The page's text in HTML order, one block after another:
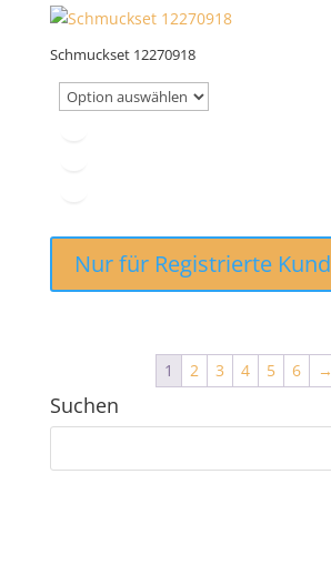
Schmuckset 12270918
Nur für Registrierte
1 2 3 4 5 6 →
Suchen